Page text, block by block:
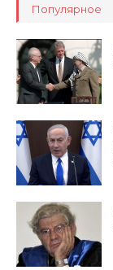
Популярное